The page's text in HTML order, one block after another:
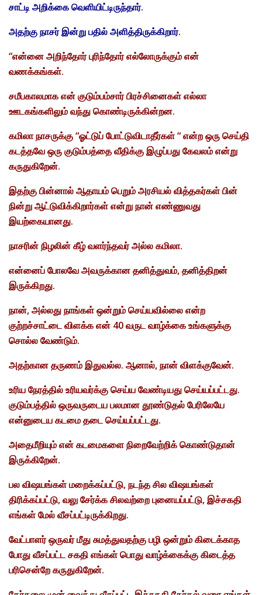
சாட்டி அறிக்கை வெளியிட்டிருந்தார்.
அதற்கு நாசர் இன்று பதில் அளித்திருக்கிறார்.
“என்னை அறிந்தோர் புரிந்தோர் எல்லோருக்கும் என்
வணக்கங்கள்.
சமீபகாலமாக என் குடும்பம்சார் பிரச்சினைகள் எல்லா
ஊடகங்களிலும் வந்து கொண்டிருக்கின்றன.
கமிலா நாசருக்கு “ஓட்டுப் போட்டுவிடாதீர்கள் “ என்ற ஒரு செய்தி
கடத்தவே ஒரு குடும்பத்தை வீதிக்கு இழுப்பது கேவலம் என்று
கருதுகிறேன்.
இதற்கு பின்னால் ஆதாயம் பெறும் அரசியல் வித்தகர்கள் பின்
நின்று ஆட்டுவிக்கிறார்கள் என்று நான் எண்ணுவது
இயற்கையானது.
நாசரின் நிழலின் கீழ் வளர்ந்தவர் அல்ல கமிலா.
என்னைப் போலவே அவருக்கான தனித்துவம், தனித்திறன்
இருக்கிறது.
நான், அல்லது நாங்கள் ஒன்றும் செய்யவில்லை என்ற
குற்றச்சாட்டை விளக்க என் 40 வருட வாழ்க்கை உங்களுக்கு
சொல்ல வேண்டும்.
அதற்கான தருணம் இதுவல்ல. ஆனால், நான் விளக்குவேன்.
உரிய நேரத்தில் உரியவர்க்கு செய்ய வேண்டியது செய்யப்பட்டது.
குடும்பத்தில் ஒருவருடைய பலமான தூண்டுதல் பேரிலேயே
என்னுடைய கடமை தடை செய்யப்பட்டது.
அதைமீறியும் என் கடமைகளை நிறைவேற்றிக் கொண்டுதான்
இருக்கிறேன்.
பல விஷயங்கள் மறைக்கப்பட்டு, நடந்த சில விஷயங்கள்
திரிக்கப்பட்டு, வலு சேர்க்க சிலவற்றை புனையப்பட்டு, இச்சகதி
எங்கள் மேல் வீசப்பட்டிருக்கிறது.
வேட்பாளர் ஒருவர் மீது சுமத்துவதற்கு பழி ஒன்றும் கிடைக்காத
போது வீசப்பட்ட சகதி எங்கள் பொது வாழ்க்கைக்கு கிடைத்த
பரிசென்றே கருதுகிறேன்.